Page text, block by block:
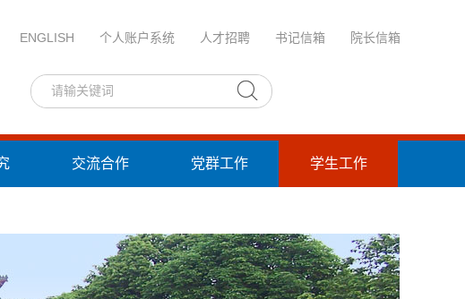
ENGLISH 个人账户系统 人才招聘 书记信箱 院长信箱
交流合作 党群工作 学生工作